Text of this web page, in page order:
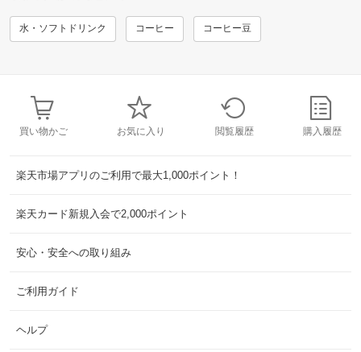
水・ソフトドリンク コーヒー コーヒー豆
買い物かご お気に入り 閲覧履歴 購入履歴
楽天市場アプリのご利用で最大1,000ポイント！
楽天カード新規入会で2,000ポイント
安心・安全への取り組み
ご利用ガイド
ヘルプ